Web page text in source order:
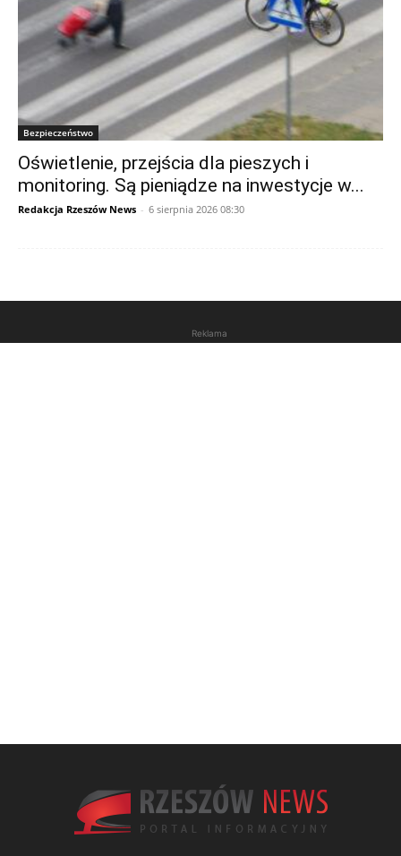
Bezpieczeństwo
Oświetlenie, przejścia dla pieszych i
monitoring. Są pieniądze na inwestycje w...
Redakcja Rzeszów News - 6 sierpnia 2026 08:30
Reklama